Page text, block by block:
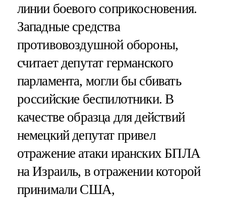
линии боевого соприкосновения.
Западные средства
противовоздушной обороны,
считает депутат германского
парламента, могли бы сбивать
российские беспилотники. В
качестве образца для действий
немецкий депутат привел
отражение атаки иранских БПЛА
на Израиль, в отражении которой
принимали США,